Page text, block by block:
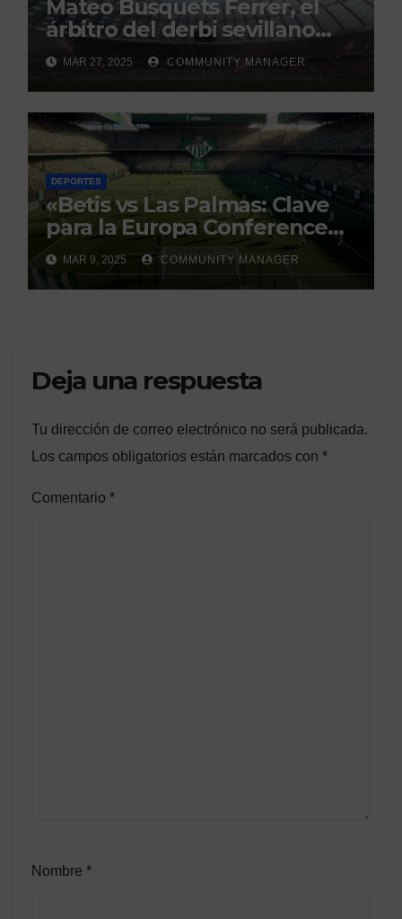
Mateo Busquets Ferrer, el
árbitro del derbi sevillano
con un historial que genera
debate
MAR 27, 2025 COMMUNITY MANAGER
DEPORTES
«Betis vs Las Palmas: Clave
para la Europa Conference
League»
MAR 9, 2025 COMMUNITY MANAGER
Deja una respuesta
Tu dirección de correo electrónico no será publicada.
Los campos obligatorios están marcados con *
Comentario *
Nombre *